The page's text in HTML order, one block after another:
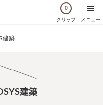
0
クリップ メニュー
建築
建築